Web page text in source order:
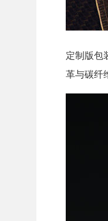
定制版包
革与碳纤